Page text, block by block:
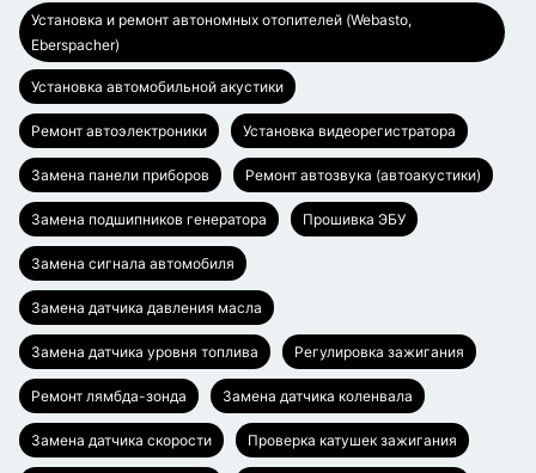
Установка и ремонт автономных отопителей (Webasto,
Eberspacher)
Установка автомобильной акустики
Ремонт автоэлектроники Установка видеорегистратора
Замена панели приборов Ремонт автозвука (автоакустики)
Замена подшипников генератора Прошивка ЭБУ
Замена сигнала автомобиля
Замена датчика давления масла
Замена датчика уровня топлива Регулировка зажигания
Ремонт лямбда-зонда Замена датчика коленвала
Замена датчика скорости Проверка катушек зажигания